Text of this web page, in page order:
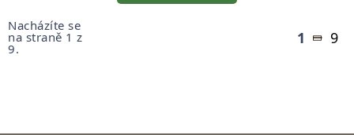
Nacházíte se
na straně 1 z
9.
1 9